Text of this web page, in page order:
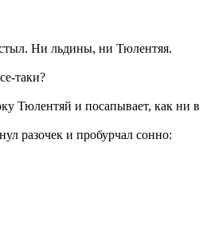
Ни льдины, ни Тюлентяя.
таки?
Тюлентяй и посапывает, как ни
разочек и пробурчал сонно: